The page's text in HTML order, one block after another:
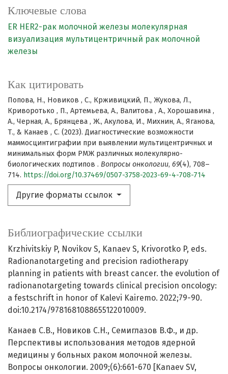
Ключевые слова
ER HER2-рак молочной железы молекулярная
визуализация мультицентричный рак молочной
железы
Как цитировать
Попова, Н., Новиков , С., Крживицкий, П., Жукова, Л.,
Криворотько , П., Артемьева, А., Валитова , А., Хорошавина ,
А., Черная, А., Брянцева , Ж., Акулова, И., Михнин, А., Яганова,
Т., & Канаев , С. (2023). Диагностические возможности
маммосцинтиграфии при выявлении мультицентричных и
минимальных форм РМЖ различных молекулярно-
биологических подтипов . Вопросы онкологии, 69(4), 708–
714. https://doi.org/10.37469/0507-3758-2023-69-4-708-714
Другие форматы ссылок
Библиографические ссылки
Krzhivitskiy P, Novikov S, Kanaev S, Krivorotko P, eds.
Radionanotargeting and precision radiotherapy
planning in patients with breast cancer. the evolution of
radionanotargeting towards clinical precision oncology:
a festschrift in honor of Kalevi Kairemo. 2022;79-90.
doi:10.2174/9781681088655122010009.
Канаев С.В., Новиков С.Н., Семиглазов В.Ф., и др.
Перспективы использования методов ядерной
медицины у больных раком молочной железы.
Вопросы онкологии. 2009;(6):661-670 [Kanaev SV,